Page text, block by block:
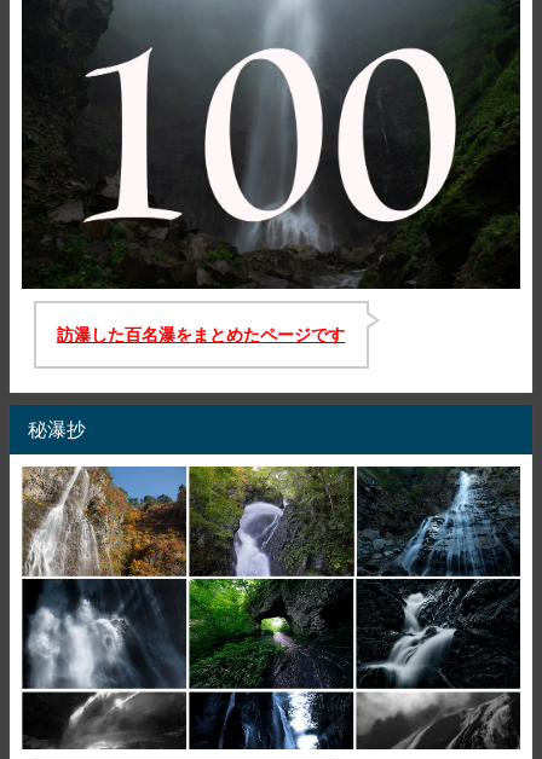
訪瀑した百名瀑をまとめたページです
秘瀑抄